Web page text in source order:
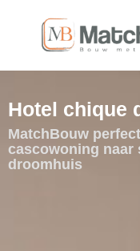
Hotel chique
MatchBouw
cascowoning naar
droomhuis